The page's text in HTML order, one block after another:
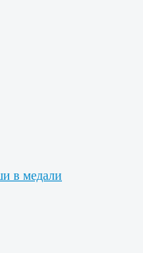
в медали